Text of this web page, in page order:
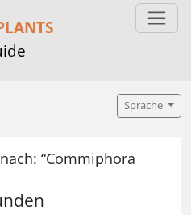
Sprache
“Commiphora